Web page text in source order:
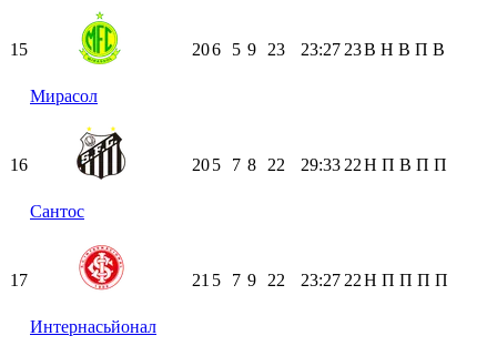
15
Мирасол
206 5 9 23 23:27 23В Н В П В
16
Сантос
205 7 8 22 29:33 22Н П В П П
17
Интернасьйонал
21 5 7 9 22 23:27 22Н П П П П